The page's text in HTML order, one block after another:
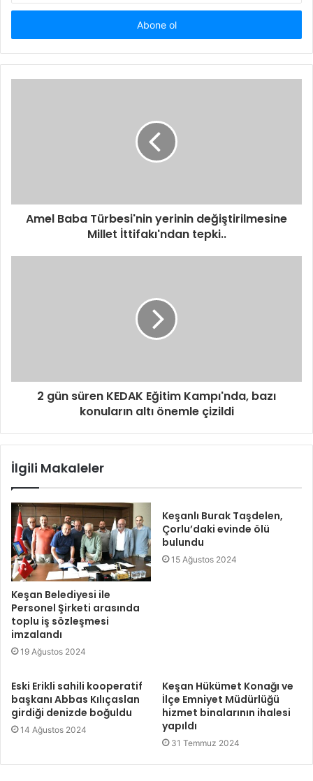
adresinizi
Amel Baba Türbesi'nin yerinin değiştirilmesine
Millet İttifakı'ndan tepki..
2 gün süren KEDAK Eğitim Kampı'nda, bazı
konuların altı önemle çizildi
İlgili Makaleler
Keşan Belediyesi ile
Personel Şirketi arasında
toplu iş sözleşmesi
imzalandı
19 Ağustos 2024
Keşanlı Burak Taşdelen,
Çorlu’daki evinde ölü
bulundu
15 Ağustos 2024
Eski Erikli sahili kooperatif
başkanı Abbas Kılıçaslan
girdiği denizde boğuldu
14 Ağustos 2024
Keşan Hükümet Konağı ve
İlçe Emniyet Müdürlüğü
hizmet binalarının ihalesi
yapıldı
31 Temmuz 2024